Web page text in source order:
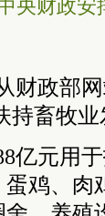
央财政安
财政部
持畜牧
亿元用
鸡、肉